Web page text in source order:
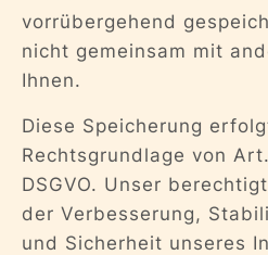
vorrübergehend
nicht gemeinsam mit
Ihnen.
Diese Speicherung
Rechtsgrundlage von
DSGVO. Unser
der Verbesserung,
und Sicherheit unseres